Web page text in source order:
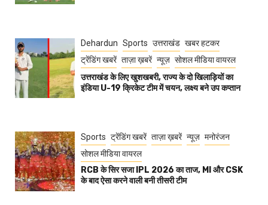
Dehardun Sports उत्तराखंड खबर हटकर
ट्रेंडिंग खबरें ताज़ा ख़बरें न्यूज़ सोशल मीडिया वायरल
उत्तराखंड के लिए खुशखबरी, राज्य के दो खिलाड़ियों का
इंडिया U-19 क्रिकेट टीम में चयन, लक्ष्य बने उप कप्तान
Sports ट्रेंडिंग खबरें ताज़ा ख़बरें न्यूज़ मनोरंजन
सोशल मीडिया वायरल
RCB के सिर सजा IPL 2026 का ताज, MI और CSK
के बाद ऐसा करने वाली बनी तीसरी टीम